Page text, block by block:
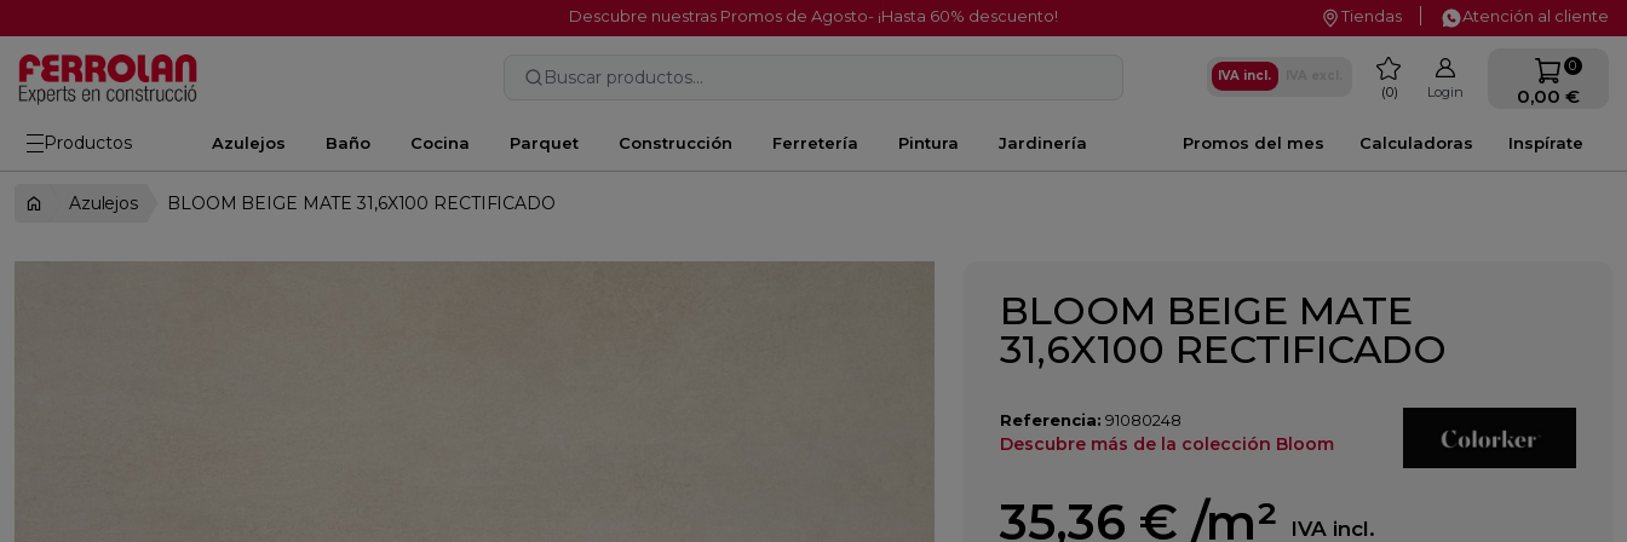
Descubre nuestras Promos de Agosto- ¡Hasta 60% descuento! Tiendas Atención al cliente
Buscar productos... IVA incl. favorite
0 Login
0
0,00 €
Productos Azulejos Baño Cocina Parquet Construcción Ferretería Pintura Jardinería Inspírate
Calculadoras
Promos del mes
Azulejos BLOOM BEIGE MATE 31,6X100 RECTIFICADO
BLOOM BEIGE MATE
31,6X100 RECTIFICADO
Referencia: 91080248
Descubre más de la colección Bloom
35,36 € /m² IVA incl.